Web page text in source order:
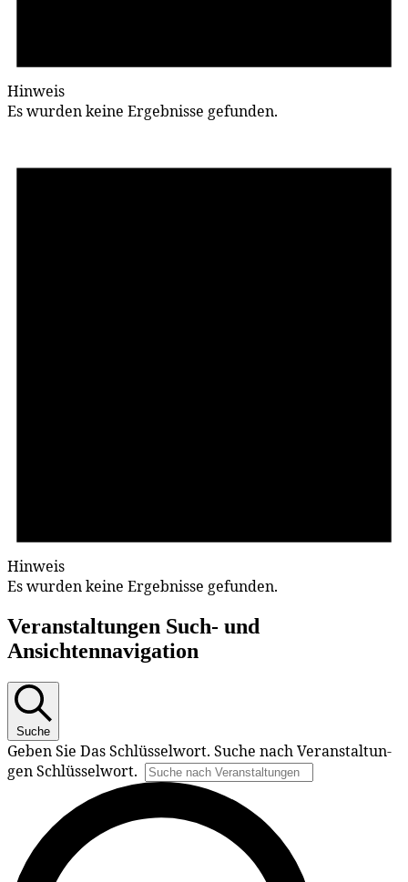
Hinweis
Es wur­den kei­ne Er­geb­nis­se gefunden.
Hinweis
Es wur­den kei­ne Er­geb­nis­se gefunden.
Ver­an­stal­tun­gen Such- und
Ansichtennavigation
Suche
Ge­ben Sie Das Schlüs­sel­wort. Su­che nach Ver­an­stal­tun­
gen Schlüsselwort.